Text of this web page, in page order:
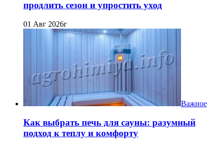
продлить сезон и упростить уход
01 Авг 2026г
Важное
Как выбрать печь для сауны: разумный
подход к теплу и комфорту